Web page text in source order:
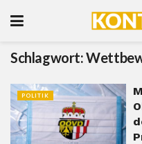
Schlagwort:
POLITIK